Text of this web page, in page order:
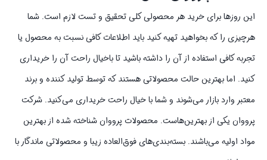
این روزها برای خرید هر محصولی کلی تحقیق و تست لازم است. شما
هرچیزی را که بخواهید تهیه کنید باید اطلاعات کافی نسبت به محصول یا
تجربه کافی استفاده از آن را داشته باشید تا باخیال راحت آن را خریداری
کنید. اما بهترین حالت محصولاتی هستند که توسط تولید کننده و برند
معتبر وارد بازار می‌شوند و شما با خیال راحت خریداری می‌کنید. شرکت
پرووان یکی از بهترین‌هاست. محصولات پرووان شناخته شده از بهترین
مواد اولیه می‌باشند. بسته‌بندی‌های فوق‌العاده زیبا و محصولاتی ماندگار با